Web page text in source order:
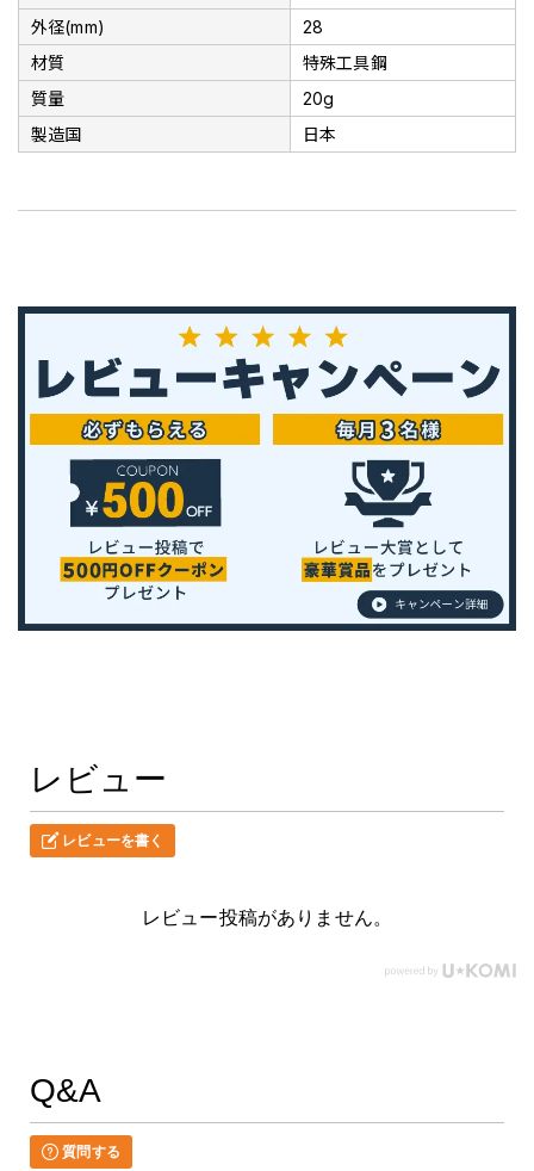
外径(mm)
28
材質
特殊工具鋼
質量
20g
製造国
日本
レビュー
レビューを書く
レビュー投稿がありません。
Q&A
質問する